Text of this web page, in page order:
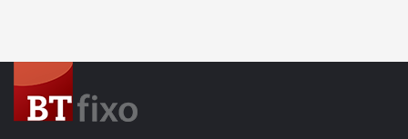
06471 - CONE INDUÇÃO TÉRMICA - SHIRINK FIT -
SK50 - SF10 - 160MM